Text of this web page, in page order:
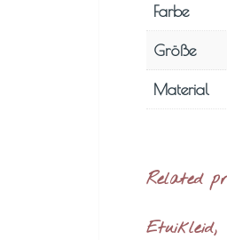
Farbe
Größe
Material
Related
Etuikleid,